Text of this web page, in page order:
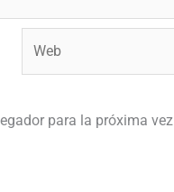
para la próxima vez